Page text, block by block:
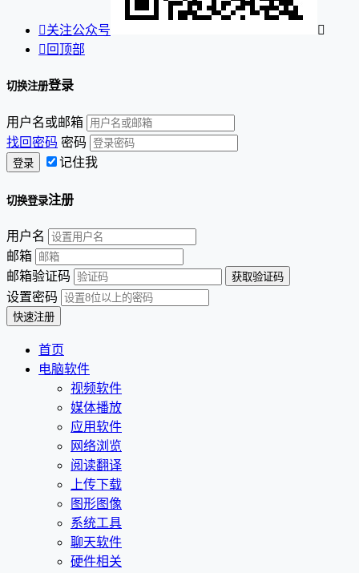
关注公众号

 回顶部
切换注册登录
用户名或邮箱
找回密码 密码
记住我
切换登录注册
用户名
邮箱
邮箱验证码
设置密码
首页
电脑软件
视频软件
媒体播放
应用软件
网络浏览
阅读翻译
上传下载
图形图像
系统工具
聊天软件
硬件相关